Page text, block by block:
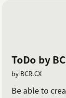
ToDo by
by BCR.CX
Be able to